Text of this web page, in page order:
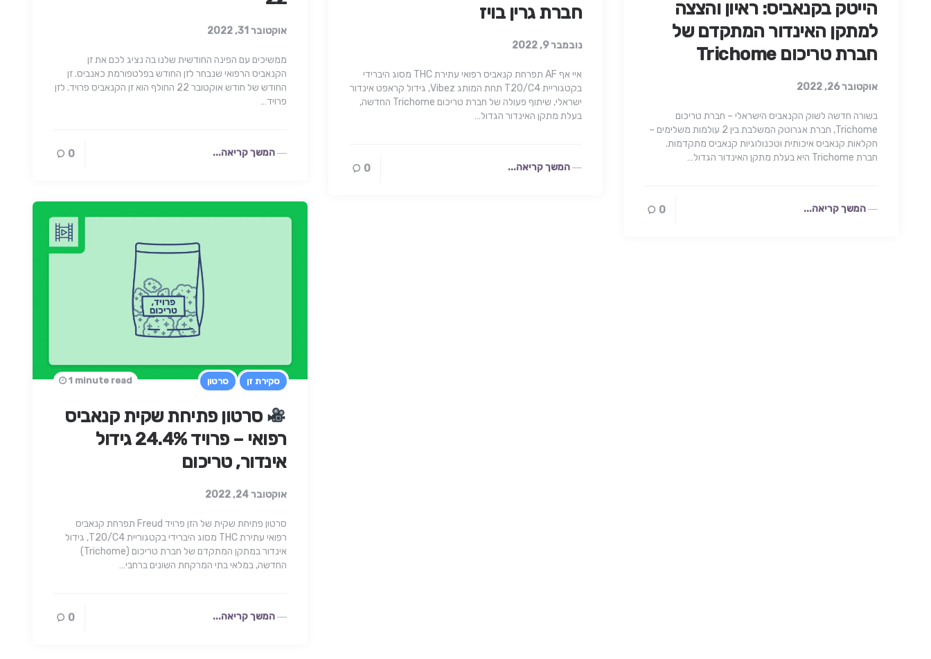
חברת גרין בויז
נובמבר 9, 2022
איי אף AF תפרחת קנאביס רפואי עתירת THC מסוג היברידי
בקטגוריית T20/C4 תחת המותג Vibez, גידול קראפט אינדור
ישראלי, שיתוף פעולה של חברת טריכום Trichome החדשה,
בעלת מתקן האינדור הגדול…
המשך קריאה... 0
אוקטובר 31, 2022
ממשיכים עם הפינה החודשית שלנו בה נציג לכם את זן
הקנאביס הרפואי שנבחר לזן החודש בפלטפורמת כאנביס. זן
החודש של חודש אוקטובר 22 החולף הוא זן הקנאביס פרויד. לזן
פרויד…
המשך קריאה... 0
הייטק בקנאביס: ראיון והצצה
למתקן האינדור המתקדם של
חברת טריכום Trichome
אוקטובר 26, 2022
בשורה חדשה לשוק הקנאביס הישראלי – חברת טריכום
Trichome, חברת אגרוטק המשלבת בין 2 עולמות משלימים –
חקלאות קנאביס איכותית וטכנולוגיות קנאביס מתקדמות.
חברת Trichome היא בעלת מתקן האינדור הגדול…
המשך קריאה... 0
סקירת זן סרטון
סרטון פתיחת שקית קנאביס
רפואי – פרויד 24.4% גידול
אינדור, טריכום
אוקטובר 24, 2022
1 minute read
סרטון פתיחת שקית של הזן פרויד Freud תפרחת קנאביס
רפואי עתירת THC מסוג היברידי בקטגוריית T20/C4, גידול
אינדור במתקן המתקדם של חברת טריכום (Trichome)
החדשה, במלאי בתי המרקחת השונים ברחבי…
המשך קריאה... 0